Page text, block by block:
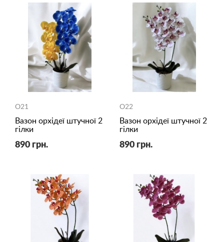
O21
Вазон орхідеї штучної 2
гілки
890 грн.
O22
Вазон орхідеї штучної 2
гілки
890 грн.